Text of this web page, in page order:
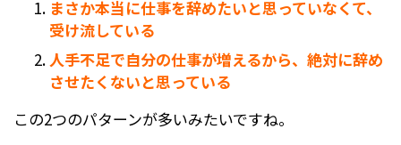
うしようと思うあまり日々の保育が怖くて仕方無
くなってしまいました。
その時の支えは１年目に持った子ども達のそんざ
いだったので彼らが卒園したら…と考えると頑張
でした。
なので、もうこのままでは辞められないと思い、
周りの方には申し訳無いと思いましたが、バック
レる事にしました。
結局バックレましたが、最初にマネージャーに辞
まさか本当に仕事を辞めたいと思っていなくて、
受け流している
人手不足で自分の仕事が増えるから、絶対に辞め
させたくないと思っている
この2つのパターンが多いみたいですね。